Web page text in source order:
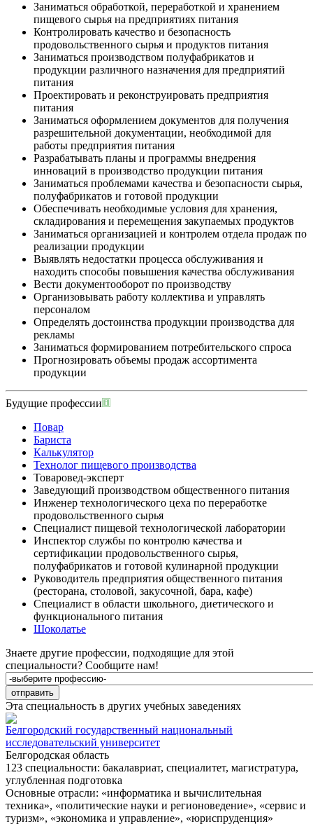
Заниматься обработкой, переработкой и хранением
пищевого сырья на предприятиях питания
Контролировать качество и безопасность
продовольственного сырья и продуктов питания
Заниматься производством полуфабрикатов и
продукции различного назначения для предприятий
питания
Проектировать и реконструировать предприятия
питания
Заниматься оформлением документов для получения
разрешительной документации, необходимой для
работы предприятия питания
Разрабатывать планы и программы внедрения
инноваций в производство продукции питания
Заниматься проблемами качества и безопасности сырья,
полуфабрикатов и готовой продукции
Обеспечивать необходимые условия для хранения,
складирования и перемещения закупаемых продуктов
Заниматься организацией и контролем отдела продаж по
реализации продукции
Выявлять недостатки процесса обслуживания и
находить способы повышения качества обслуживания
Вести документооборот по производству
Организовывать работу коллектива и управлять
персоналом
Определять достоинства продукции производства для
рекламы
Заниматься формированием потребительского спроса
Прогнозировать объемы продаж ассортимента
продукции
Будущие профессии
Повар
Бариста
Калькулятор
Технолог пищевого производства
Товаровед-эксперт
Заведующий производством общественного питания
Инженер технологического цеха по переработке
продовольственного сырья
Специалист пищевой технологической лаборатории
Инспектор службы по контролю качества и
сертификации продовольственного сырья,
полуфабрикатов и готовой кулинарной продукции
Руководитель предприятия общественного питания
(ресторана, столовой, закусочной, бара, кафе)
Специалист в области школьного, диетического и
функционального питания
Шоколатье
Знаете другие профессии, подходящие для этой
специальности? Сообщите нам!
Эта специальность в других учебных заведениях
Белгородский государственный национальный
исследовательский университет
Белгородская область
123 специальности: бакалавриат, специалитет, магистратура,
углубленная подготовка
Основные отрасли: «информатика и вычислительная
техника», «политические науки и регионоведение», «сервис и
туризм», «экономика и управление», «юриспруденция»